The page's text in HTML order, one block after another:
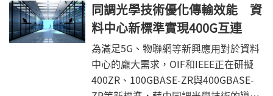
司的合作，得以發展、調整，並強化達
到成熟的境界。如果當今世界任何地方
的行動裝置都擁有3G或4G無線電，無論
是智慧型手機、平板電腦、聯網汽車、
擴增或虛擬實境(AR/VR)耳機、物聯網
(IoT)系統等，這些裝置幾乎已依賴於
同調光學技術優化傳輸效能 資
料中心新標準實現400G互連
為滿足5G、物聯網等新興應用對於資料
中心的龐大需求，OIF和IEEE正在研擬
400ZR、100GBASE-ZR與400GBASE-